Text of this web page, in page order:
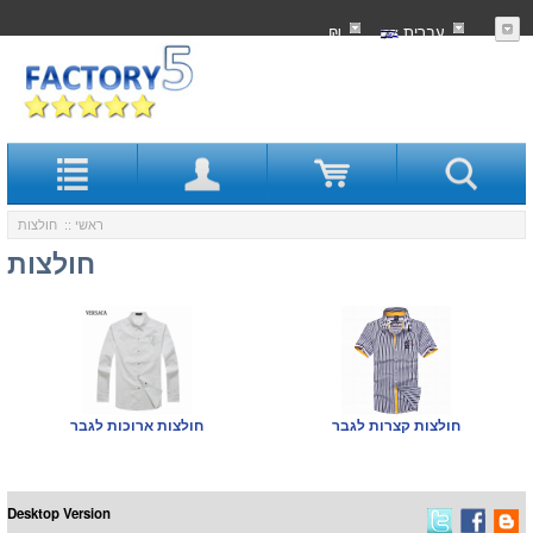
עִברִית ₪
ראשי :: חולצות
חולצות
חולצות ארוכות לגבר חולצות קצרות לגבר
Desktop Version